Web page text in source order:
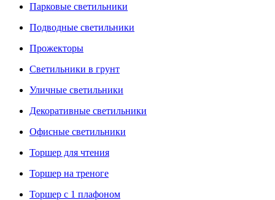
Парковые светильники
Подводные светильники
Прожекторы
Светильники в грунт
Уличные светильники
Декоративные светильники
Офисные светильники
Торшер для чтения
Торшер на треноге
Торшер с 1 плафоном